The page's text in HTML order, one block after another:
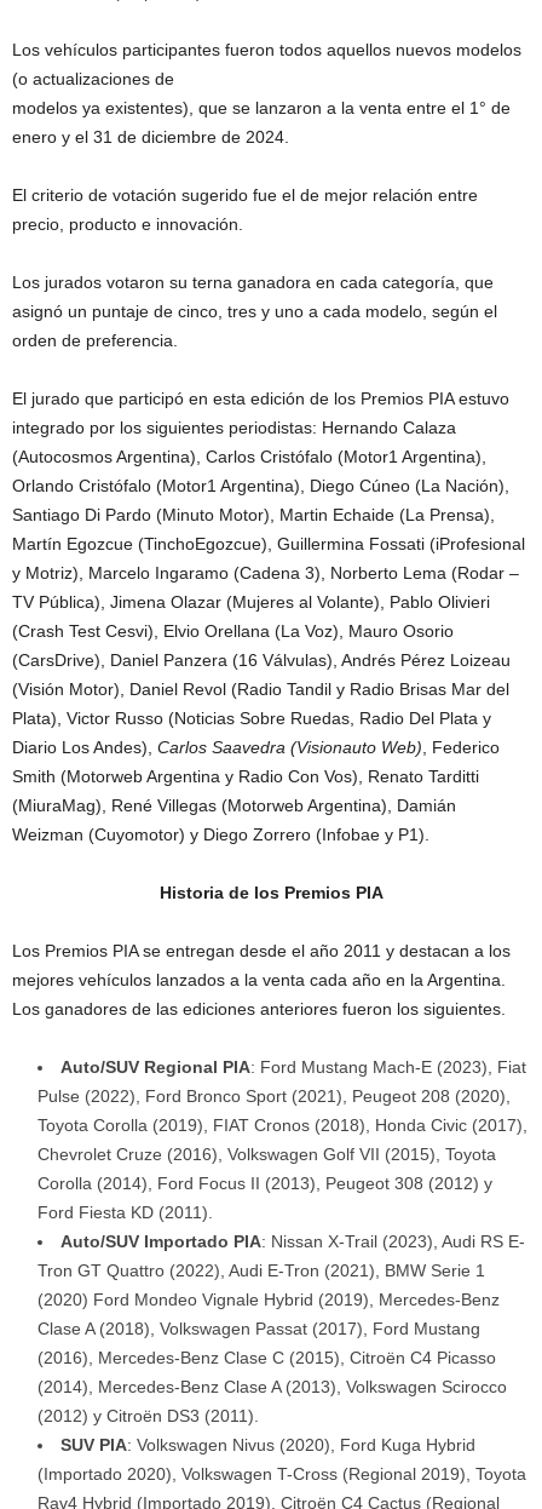
Los vehículos participantes fueron todos aquellos nuevos modelos
(o actualizaciones de
modelos ya existentes), que se lanzaron a la venta entre el 1° de
enero y el 31 de diciembre de 2024.
El criterio de votación sugerido fue el de mejor relación entre
precio, producto e innovación.
Los jurados votaron su terna ganadora en cada categoría, que
asignó un puntaje de cinco, tres y uno a cada modelo, según el
orden de preferencia.
El jurado que participó en esta edición de los Premios PIA estuvo
integrado por los siguientes periodistas: Hernando Calaza
(Autocosmos Argentina), Carlos Cristófalo (Motor1 Argentina),
Orlando Cristófalo (Motor1 Argentina), Diego Cúneo (La Nación),
Santiago Di Pardo (Minuto Motor), Martin Echaide (La Prensa),
Martín Egozcue (TinchoEgozcue), Guillermina Fossati (iProfesional
y Motriz), Marcelo Ingaramo (Cadena 3), Norberto Lema (Rodar –
TV Pública), Jimena Olazar (Mujeres al Volante), Pablo Olivieri
(Crash Test Cesvi), Elvio Orellana (La Voz), Mauro Osorio
(CarsDrive), Daniel Panzera (16 Válvulas), Andrés Pérez Loizeau
(Visión Motor), Daniel Revol (Radio Tandil y Radio Brisas Mar del
Plata), Victor Russo (Noticias Sobre Ruedas, Radio Del Plata y
Diario Los Andes), Carlos Saavedra (Visionauto Web) , Federico
Smith (Motorweb Argentina y Radio Con Vos), Renato Tarditti
(MiuraMag), René Villegas (Motorweb Argentina), Damián
Weizman (Cuyomotor) y Diego Zorrero (Infobae y P1).
Historia de los Premios PIA
Los Premios PIA se entregan desde el año 2011 y destacan a los
mejores vehículos lanzados a la venta cada año en la Argentina.
Los ganadores de las ediciones anteriores fueron los siguientes.
Auto/SUV Regional PIA: Ford Mustang Mach-E (2023), Fiat
Pulse (2022), Ford Bronco Sport (2021), Peugeot 208 (2020),
Toyota Corolla (2019), FIAT Cronos (2018), Honda Civic (2017),
Chevrolet Cruze (2016), Volkswagen Golf VII (2015), Toyota
Corolla (2014), Ford Focus II (2013), Peugeot 308 (2012) y
Ford Fiesta KD (2011).
Auto/SUV Importado PIA: Nissan X-Trail (2023), Audi RS E-
Tron GT Quattro (2022), Audi E-Tron (2021), BMW Serie 1
(2020) Ford Mondeo Vignale Hybrid (2019), Mercedes-Benz
Clase A (2018), Volkswagen Passat (2017), Ford Mustang
(2016), Mercedes-Benz Clase C (2015), Citroën C4 Picasso
(2014), Mercedes-Benz Clase A (2013), Volkswagen Scirocco
(2012) y Citroën DS3 (2011).
SUV PIA: Volkswagen Nivus (2020), Ford Kuga Hybrid
(Importado 2020), Volkswagen T-Cross (Regional 2019), Toyota
Rav4 Hybrid (Importado 2019), Citroën C4 Cactus (Regional